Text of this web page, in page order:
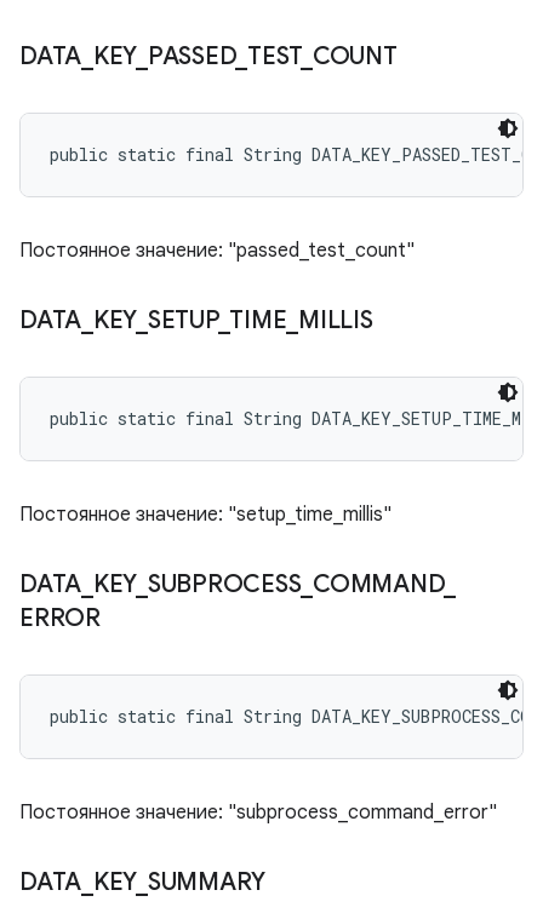
DATA KEY_ PASSED_ TEST_ COUNT
public static final String
Постоянное значение: "passed_test_count"
DATA KEY_ SETUP_ TIME MILLIS
public static final String
Постоянное значение: "setup_time_millis"
DATA KEY_ SUBPROCESS_ COMMAND_
ERROR
public static final String
Постоянное значение: "subprocess_command_error"
DATA KEY_ SUMMARY